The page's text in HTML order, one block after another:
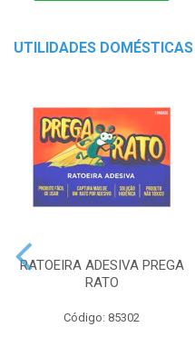
UTILIDADES DOMÉSTICAS
RATOEIRA ADESIVA PREGA
RATO
Código: 85302